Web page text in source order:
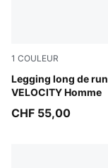
1 COULEUR
Legging long de
VELOCITY Homme
Puma Black
CHF 55,00